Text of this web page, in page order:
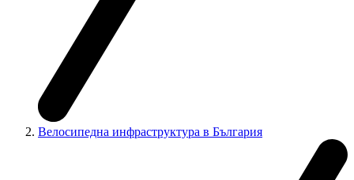
Велосипедна инфраструктура в България